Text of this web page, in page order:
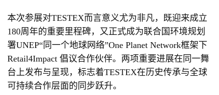
本次参展对TESTEX而言意义尤为非凡，既迎来成立
180周年的重要里程碑，又正式成为联合国环境规划
署UNEP“同一个地球网络”One Planet Network框架下
Retail4Impact 倡议合作伙伴。两项重要进展在同一舞
台上发布与呈现，标志着TESTEX在历史传承与全球
可持续合作层面的同步跃升。